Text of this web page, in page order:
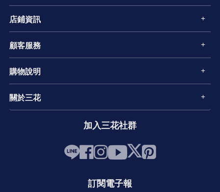
店鋪資訊
顧客服務
購物說明
關於三花
加入三花社群
訂閱電子報